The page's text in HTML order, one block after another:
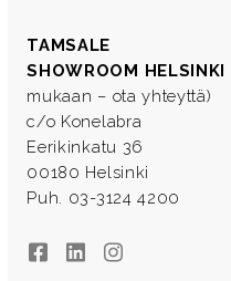
TAMSALE
SHOWROOM HELSINKI
mukaan – ota yhteyttä)
c/o Konelabra
Eerikinkatu 36
00180 Helsinki
Puh. 03-3124 4200
FacebookLinkedInInstagram